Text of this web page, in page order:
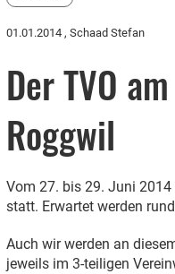
01.01.2014, Schaad Stefan
Der TVO
Roggwil
Vom 27. bis 29. Juni
statt. Erwartet werden
Auch wir werden an
jeweils im 3-teiligen